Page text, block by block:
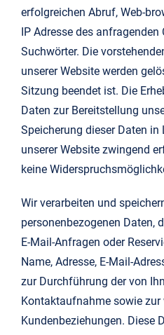
erfolgreichen Abruf, Web-
IP Adresse des anfragenden
Suchwörter. Die
unserer Website werden
Sitzung beendet ist. Die
Daten zur Bereitstellung
Speicherung dieser Daten
unserer Website zwingend
keine
Wir verarbeiten und
personenbezogenen Daten,
E-Mail-Anfragen oder
Name, Adresse, E-Mail-
zur Durchführung der von
Kontaktaufnahme sowie zur
Kundenbeziehungen. Diese